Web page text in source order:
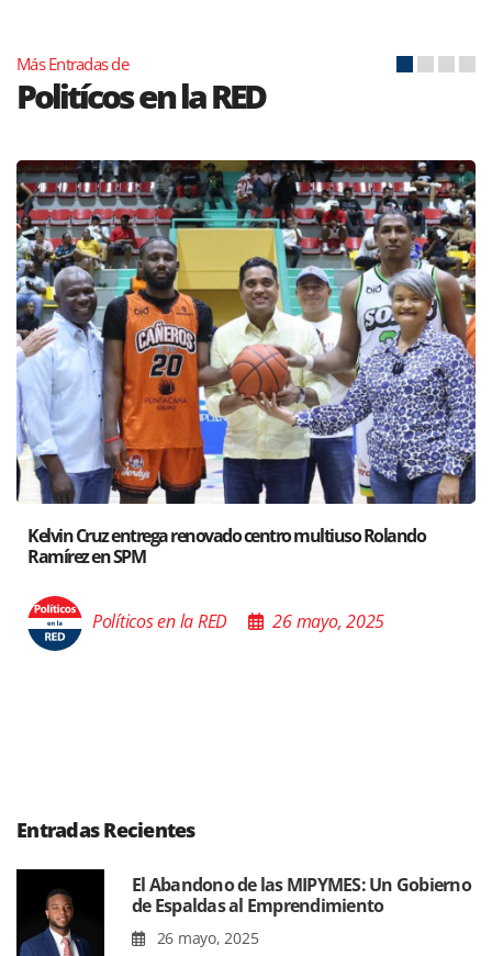
Más Entradas de
Politícos en la RED
Santiago acoge exposición del Ministro de Cultura sobre
Poder de las Buenas Palabras”
Políticos en la RED 26 mayo, 2025
Entradas Recientes
El Abandono de las MIPYMES: Un Gobierno
de Espaldas al Emprendimiento
26 mayo, 2025